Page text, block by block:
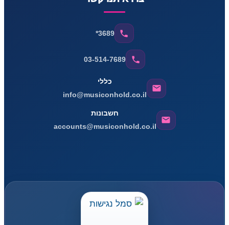
*3689
03-514-7689
כללי
info@musiconhold.co.il
חשבונות
accounts@musiconhold.co.il